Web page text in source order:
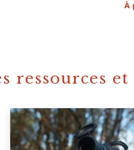
À
ressources